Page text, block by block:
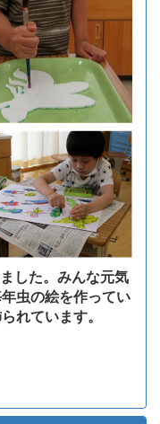
した。みんな元気
虫の絵を作ってい
れています。